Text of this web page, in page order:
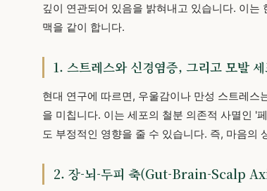
깊이 연관되어 있음을 밝혀내고 있습니다. 이
맥을 같이 합니다.
1. 스트레스와 신경염증, 그리고 모발
현대 연구에 따르면, 우울감이나 만성 스트레스
을 미칩니다. 이는 세포의 철분 의존적 사멸인 '
도 부정적인 영향을 줄 수 있습니다. 즉, 마음의
2. 장-뇌-두피 축(Gut-Brain-Scalp